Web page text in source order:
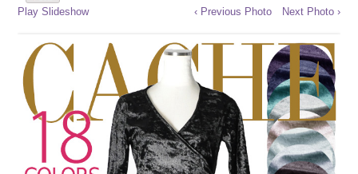
Play Slideshow ‹ Previous Photo Next Photo ›